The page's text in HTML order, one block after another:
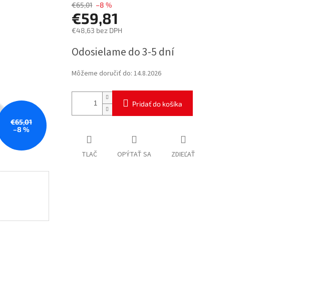
€65,01
–8 %
€65,01 –8 %
€59,81
€48,63 bez DPH
cena:
Odosielame do 3-5 dní
Môžeme doručiť do: 14.8.2026
Pridať do košíka
TLAČ OPÝTAŤ SA ZDIEĽAŤ